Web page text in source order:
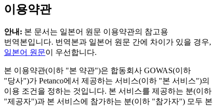
이용약관
안내: 본 문서는 일본어 원문 이용약관의 참고용
번역본입니다. 번역본과 일본어 원문 간에 차이가 있을 경우,
일본어 원문이 우선합니다.
본 이용약관(이하 "본 약관")은 합동회사 GOWAS(이하
"당사")가 Petanco에서 제공하는 서비스(이하 "본 서비스")의
이용 조건을 정하는 것입니다. 본 서비스를 제공하는 분(이하
"제공자")과 본 서비스에 참가하는 분(이하 "참가자") 모두 본